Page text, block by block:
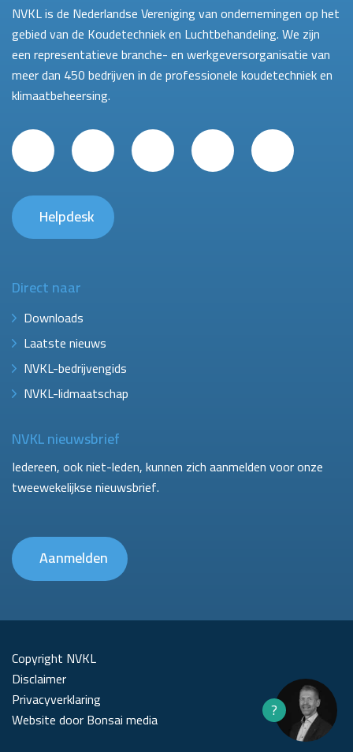
NVKL is de Nederlandse Vereniging van ondernemingen op het
gebied van de Koudetechniek en Luchtbehandeling. We zijn
een representatieve branche- en werkgeversorganisatie van
meer dan 450 bedrijven in de professionele koudetechniek en
klimaatbeheersing.
Helpdesk
Direct naar
Downloads
Laatste nieuws
NVKL-bedrijvengids
NVKL-lidmaatschap
NVKL nieuwsbrief
Iedereen, ook niet-leden, kunnen zich aanmelden voor onze
tweewekelijkse nieuwsbrief.
Aanmelden
Copyright NVKL
Disclaimer
Privacyverklaring
Website door Bonsai media
?